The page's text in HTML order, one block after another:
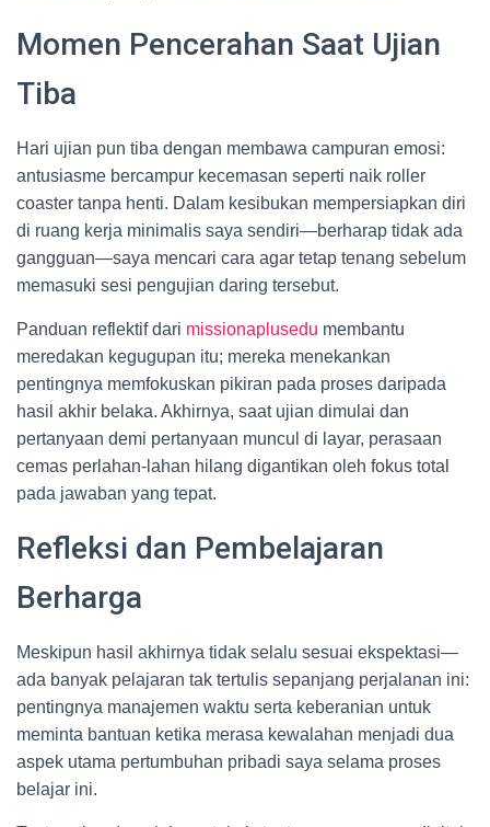
Momen Pencerahan Saat Ujian
Tiba
Hari ujian pun tiba dengan membawa campuran emosi:
antusiasme bercampur kecemasan seperti naik roller
coaster tanpa henti. Dalam kesibukan mempersiapkan diri
di ruang kerja minimalis saya sendiri—berharap tidak ada
gangguan—saya mencari cara agar tetap tenang sebelum
memasuki sesi pengujian daring tersebut.
Panduan reflektif dari missionaplusedu membantu
meredakan kegugupan itu; mereka menekankan
pentingnya memfokuskan pikiran pada proses daripada
hasil akhir belaka. Akhirnya, saat ujian dimulai dan
pertanyaan demi pertanyaan muncul di layar, perasaan
cemas perlahan-lahan hilang digantikan oleh fokus total
pada jawaban yang tepat.
Refleksi dan Pembelajaran
Berharga
Meskipun hasil akhirnya tidak selalu sesuai ekspektasi—
ada banyak pelajaran tak tertulis sepanjang perjalanan ini:
pentingnya manajemen waktu serta keberanian untuk
meminta bantuan ketika merasa kewalahan menjadi dua
aspek utama pertumbuhan pribadi saya selama proses
belajar ini.